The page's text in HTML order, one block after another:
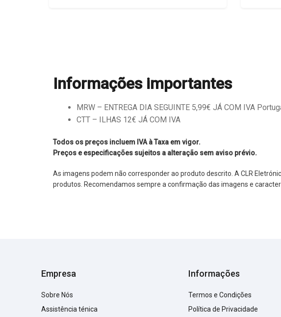
Informações importantes
MRW – ENTREGA DIA SEGUINTE 5,99€ JÁ COM IVA
CTT – ILHAS 12€ JÁ COM IVA
Todos os preços incluem IVA à Taxa em vigor.
Preços e especificações sujeitos a alteração sem aviso prévio.
As imagens podem não corresponder ao produto descrito. A CLR
produtos. Recomendamos sempre a confirmação das imagens e
Empresa
Sobre Nós
Assistência ténica
Informações
Termos e Condições
Política de Privacidade